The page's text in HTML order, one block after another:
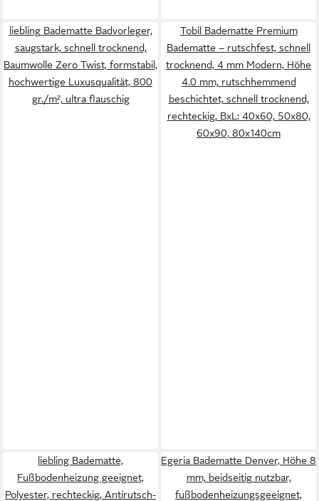
liebling Badematte Badvorleger,
saugstark, schnell trocknend,
Baumwolle Zero Twist, formstabil,
hochwertige Luxusqualität, 800
gr./m², ultra flauschig
Tobil Badematte Premium
Badematte – rutschfest, schnell
trocknend, 4 mm Modern, Höhe
4.0 mm, rutschhemmend
beschichtet, schnell trocknend,
rechteckig, BxL: 40x60, 50x80,
60x90, 80x140cm
liebling Badematte,
Fußbodenheizung geeignet,
Polyester, rechteckig, Antirutsch-
Egeria Badematte Denver, Höhe 8
mm, beidseitig nutzbar,
fußbodenheizungsgeeignet,